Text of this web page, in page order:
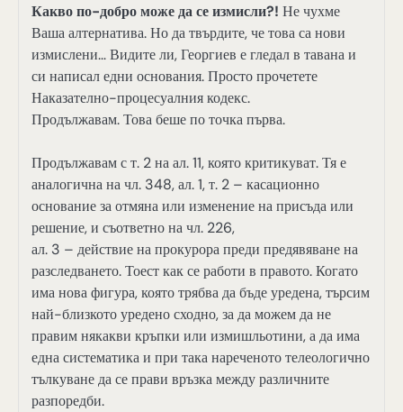
Какво по-добро може да се измисли?! Не чухме
Ваша алтернатива. Но да твърдите, че това са нови
измислени… Видите ли, Георгиев е гледал в тавана и
си написал едни основания. Просто прочетете
Наказателно-процесуалния кодекс.
Продължавам. Това беше по точка първа.
Продължавам с т. 2 на ал. 11, която критикуват. Тя е
аналогична на чл. 348, ал. 1, т. 2 – касационно
основание за отмяна или изменение на присъда или
решение, и съответно на чл. 226,
ал. 3 – действие на прокурора преди предявяване на
разследването. Тоест как се работи в правото. Когато
има нова фигура, която трябва да бъде уредена, търсим
най-близкото уредено сходно, за да можем да не
правим някакви кръпки или измишльотини, а да има
една систематика и при така нареченото телеологично
тълкуване да се прави връзка между различните
разпоредби.